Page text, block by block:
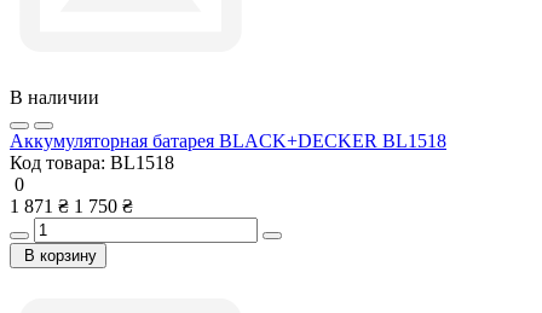
В наличии
Аккумуляторная батарея BLACK+DECKER BL1518
Код товара: BL1518
0
1 871 ₴ 1 750 ₴
В корзину